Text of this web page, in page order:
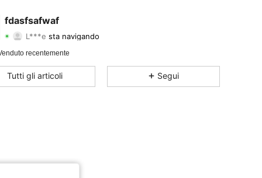
fdasfsafwaf
L***e sta navigando
4.70 Valutazione 1Articoli
4.70 1 79
recentemente
Tutti gli articoli Segui